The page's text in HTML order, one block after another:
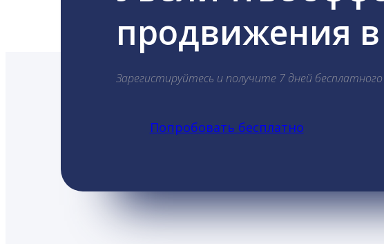
продвижения в
Зарегистируйтесь и получите 7 дней
Попробовать бесплатно